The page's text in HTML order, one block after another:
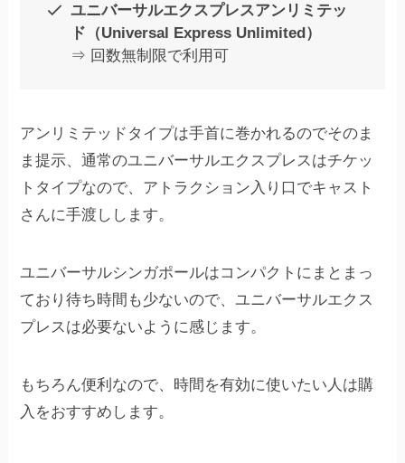
ユニバーサルエクスプレスアンリミテッ
ド（Universal Express Unlimited）
⇒ 回数無制限で利用可
アンリミテッドタイプは手首に巻かれるのでそのま
ま提示、通常のユニバーサルエクスプレスはチケッ
トタイプなので、アトラクション入り口でキャスト
さんに手渡しします。
ユニバーサルシンガポールはコンパクトにまとまっ
ており待ち時間も少ないので、ユニバーサルエクス
プレスは必要ないように感じます。
もちろん便利なので、時間を有効に使いたい人は購
入をおすすめします。